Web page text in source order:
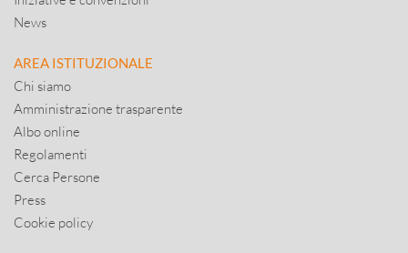
News
AREA ISTITUZIONALE
Chi siamo
Amministrazione trasparente
Albo online
Regolamenti
Cerca Persone
Press
Cookie policy